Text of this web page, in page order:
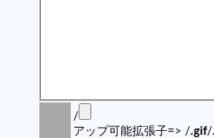
/
アップ可能拡張子=> /.gif/